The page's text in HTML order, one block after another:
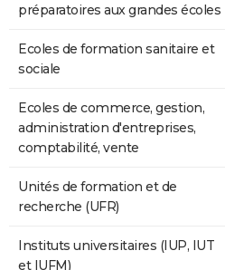
préparatoires aux grandes écoles
Ecoles de formation sanitaire et
sociale
Ecoles de commerce, gestion,
administration d'entreprises,
comptabilité, vente
Unités de formation et de
recherche (UFR)
Instituts universitaires (IUP, IUT
et IUFM)